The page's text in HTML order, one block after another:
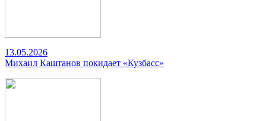
13.05.2026
Михаил Каштанов покидает «Кузбасс»